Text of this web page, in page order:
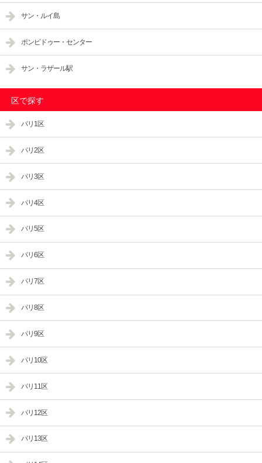
サン・ルイ島
ポンピドゥー・センター
サン・ラザール駅
区で探す
パリ1区
パリ2区
パリ3区
パリ4区
パリ5区
パリ6区
パリ7区
パリ8区
パリ9区
パリ10区
パリ11区
パリ12区
パリ13区